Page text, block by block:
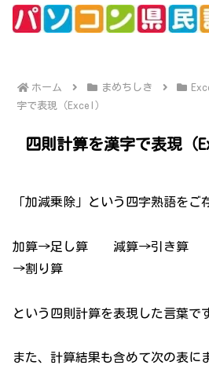
ホーム まめちしき
字で表現（Excel）
四則計算を漢字で表現（
「加減乗除」という四字熟語をご
加算→足し算 減算→引き算
→割り算
という四則計算を表現した言葉で
また、計算結果も含めて次の表に